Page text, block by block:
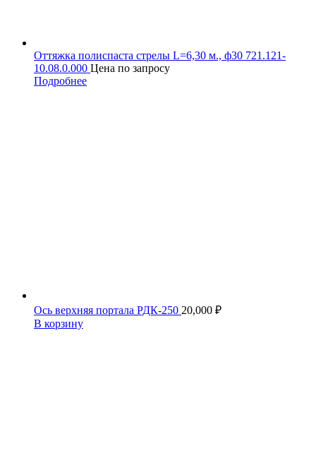
Оттяжка полиспаста стрелы L=6,30 м., ф30 721.121-
10.08.0.000 Цена по запросу
Подробнее
Ось верхняя портала РДК-250 20,000 ₽
В корзину